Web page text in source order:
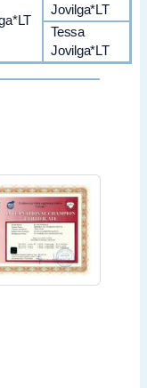
Jovilga*LT
Tessa
Jovilga*LT